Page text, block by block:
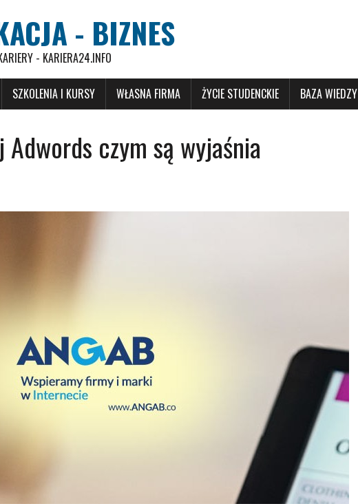
- BIZNES
- KARIERA24.INFO
SZKOLENIA I KURSY WŁASNA FIRMA ŻYCIE STUDENCKIE BAZA WIEDZY
Adwords czym są wyjaśnia